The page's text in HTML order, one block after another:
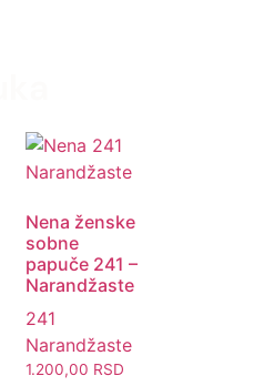
Nena ženske
sobne
papuče 241 –
Narandžaste
241
Narandžaste
1.200,00 RSD